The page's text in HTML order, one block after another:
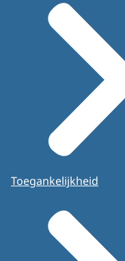
Toegankelijkheid